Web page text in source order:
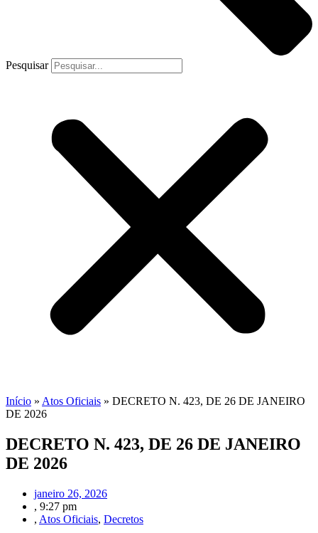
Pesquisar
Início » Atos Oficiais » DECRETO N. 423, DE 26 DE JANEIRO
DE 2026
DECRETO N. 423, DE 26 DE JANEIRO
DE 2026
janeiro 26, 2026
, 9:27 pm
, Atos Oficiais, Decretos